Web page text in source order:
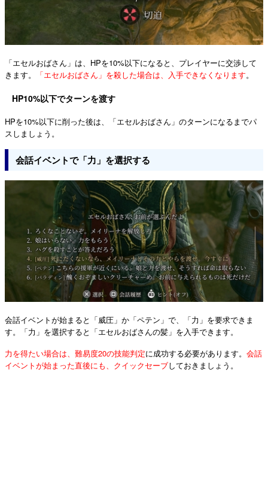
「エセルおばさん」は、HPを10%以下になると、プレイヤーに交渉して
きます。
「エセルおばさん」を殺した場合は、入手できなくなります。
HP10%以下でターンを渡す
HPを10%以下に削った後は、「エセルおばさん」のターンになるまでパ
スしましょう。
会話イベントで「力」を選択する
会話イベントが始まると「威圧」か「ペテン」で、「力」を要求できま
す。「力」を選択すると「エセルおばさんの髪」を入手できます。
力を得たい場合は、難易度20の技能判定に成功する必要があります。 会話
イベントが始まった直後にも、クイックセーブしておきましょう。